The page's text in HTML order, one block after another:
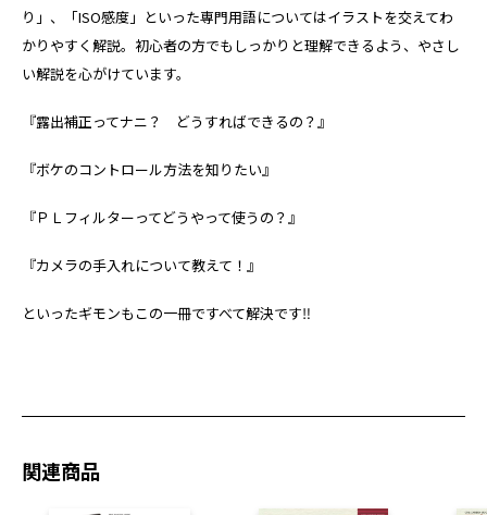
り」、「ISO感度」といった専門用語についてはイラストを交えてわ
かりやすく解説。初心者の方でもしっかりと理解できるよう、やさし
い解説を心がけています。
『露出補正ってナニ？ どうすればできるの？』
『ボケのコントロール方法を知りたい』
『ＰＬフィルターってどうやって使うの？』
『カメラの手入れについて教えて！』
といったギモンもこの一冊ですべて解決です‼
関連商品